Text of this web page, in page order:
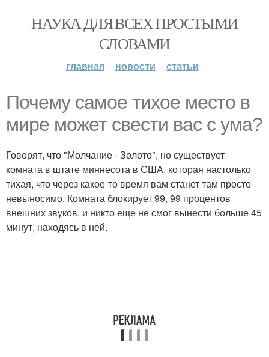
НАУКА ДЛЯ ВСЕХ ПРОСТЫМИ
СЛОВАМИ
главная новости статьи
Почему самое тихое место в
мире может свести вас с ума?
Говорят, что "Молчание - Золото", но существует
комната в штате миннесота в США, которая настолько
тихая, что через какое-то время вам станет там просто
невыносимо. Комната блокирует 99, 99 процентов
внешних звуков, и никто еще не смог вынести больше 45
минут, находясь в ней.